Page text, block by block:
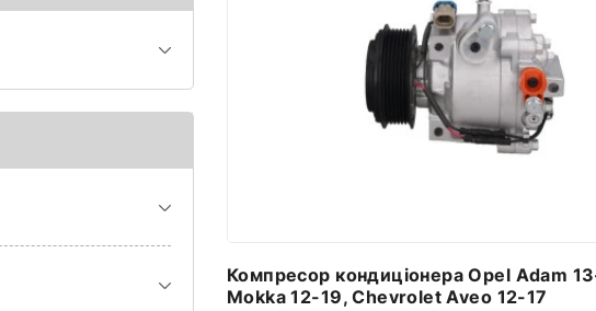
Компресор кондиціонера Opel Adam
Mokka 12-19, Chevrolet Aveo 12-17